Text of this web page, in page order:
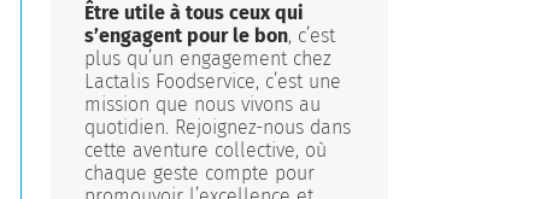
Être utile à tous ceux qui
s’engagent pour le bon, c’est
plus qu’un engagement chez
Lactalis Foodservice, c’est une
mission que nous vivons au
quotidien. Rejoignez-nous dans
cette aventure collective, où
chaque geste compte pour